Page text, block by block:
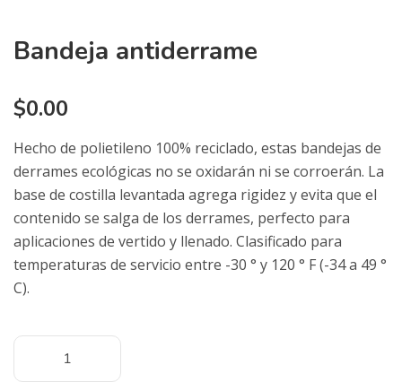
Bandeja antiderrame
$0.00
Hecho de polietileno 100% reciclado, estas bandejas de
derrames ecológicas no se oxidarán ni se corroerán. La
base de costilla levantada agrega rigidez y evita que el
contenido se salga de los derrames, perfecto para
aplicaciones de vertido y llenado. Clasificado para
temperaturas de servicio entre -30 ° y 120 ° F (-34 a 49 °
C).